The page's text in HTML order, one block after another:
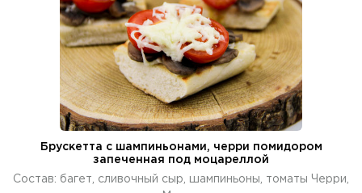
Брускетта с шампиньонами, черри помидором
запеченная под моцареллой
Состав: багет, сливочный сыр, шампиньоны, томаты Черри,